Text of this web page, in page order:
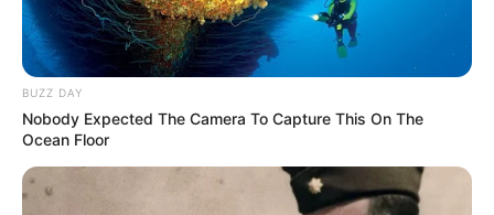
INTERASEO
Hoy fue normalizada la
recolección de basuras en
INTERASEO
BUZZ DAY
Nobody Expected The Camera To Capture This On The
Ocean Floor